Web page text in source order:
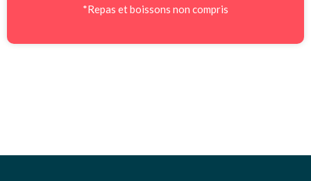
*Repas et boissons non compris